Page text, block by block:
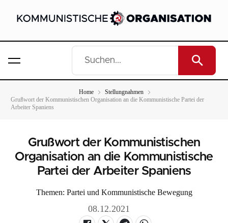
Home
Stellungnahmen
Grußwort der Kommunistischen Organisation an die Kommunistische Partei der
Arbeiter Spaniens
Grußwort der Kommunistischen
Organisation an die Kommunistische
Partei der Arbeiter Spaniens
Themen: Partei und Kommunistische Bewegung
08.12.2021